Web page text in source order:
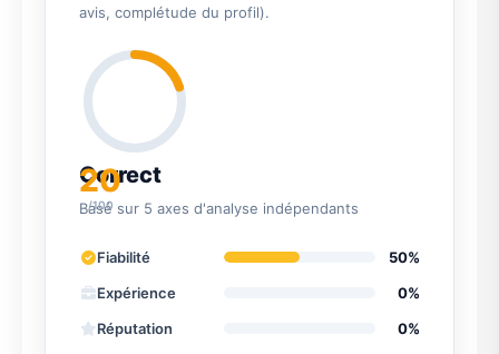
avis, complétude du profil).
20
/100
Correct
Basé sur 5 axes d'analyse indépendants
Fiabilité
50%
Expérience
0%
Réputation
0%